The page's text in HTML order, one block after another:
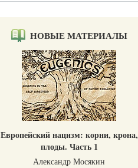
НОВЫЕ МАТЕРИАЛЫ
Европейский нацизм: корни, крона,
плоды. Часть 1
Александр Мосякин